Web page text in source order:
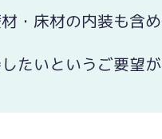
・床材の内装も含め
たいというご要望が